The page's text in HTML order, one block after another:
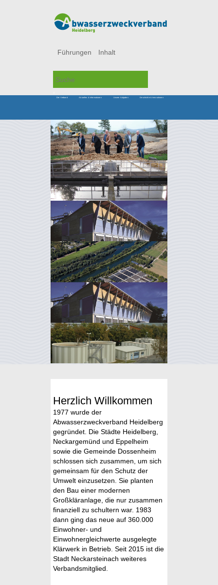
Führungen Inhalt
Der Verband Aktuelles & Informationen Unsere Aufgaben Geschichte & Innovationen
Herzlich Willkommen
1977 wurde der
Abwasserzweckverband Heidelberg
gegründet. Die Städte Heidelberg,
Neckargemünd und Eppelheim
sowie die Gemeinde Dossenheim
schlossen sich zusammen, um sich
gemeinsam für den Schutz der
Umwelt einzusetzen. Sie planten
den Bau einer modernen
Großkläranlage, die nur zusammen
finanziell zu schultern war. 1983
dann ging das neue auf 360.000
Einwohner- und
Einwohnergleichwerte ausgelegte
Klärwerk in Betrieb. Seit 2015 ist die
Stadt Neckarsteinach weiteres
Verbandsmitglied.